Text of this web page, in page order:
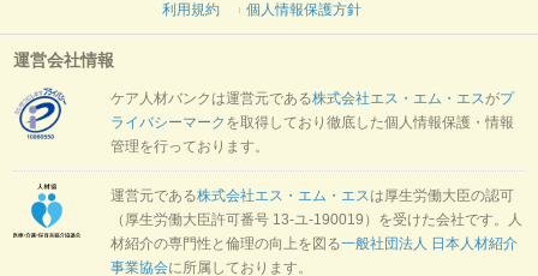
利用規約 個人情報保護方針
運営会社情報
ケア人材バンクは運営元である株式会社エス・エム・エスがプ
ライバシーマーク を取得しており徹底した個人情報保護・情報
管理を行っております。
運営元である株式会社エス・エム・エスは厚生労働大臣の認可
（厚生労働大臣許可番号 13-ユ-190019）を受けた会社です。人
材紹介の専門性と倫理の向上を図る一般社団法人 日本人材紹介
事業協会に所属しております。